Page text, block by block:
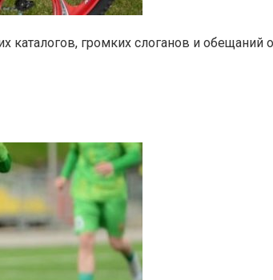
громких слоганов и обещаний